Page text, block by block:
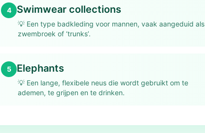
4 Swimwear collections
💡 Een type badkleding voor mannen, vaak aangeduid als
zwembroek of ‘trunks’.
5 Elephants
💡 Een lange, flexibele neus die wordt gebruikt om te
ademen, te grijpen en te drinken.